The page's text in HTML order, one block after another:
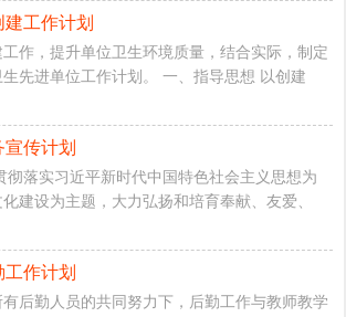
工作计划
作，提升单位卫生环境质量，结合实际，制定
先进单位工作计划。 一、指导思想 以创建
传计划
彻落实习近平新时代中国特色社会主义思想为
建设为主题，大力弘扬和培育奉献、友爱、
作计划
后勤人员的共同努力下，后勤工作与教师教学